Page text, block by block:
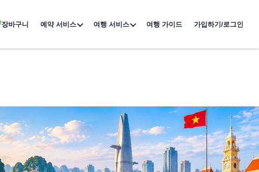
장바구니 예약 서비스 여행 서비스 여행 가이드 가입하기/로그인